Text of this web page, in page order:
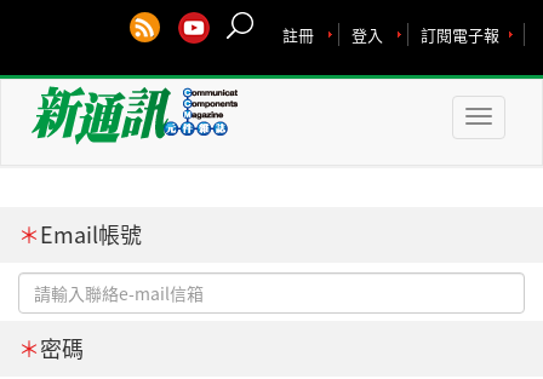
訂閱電子報
登入
註冊
Toggle
＊Email帳號
＊密碼